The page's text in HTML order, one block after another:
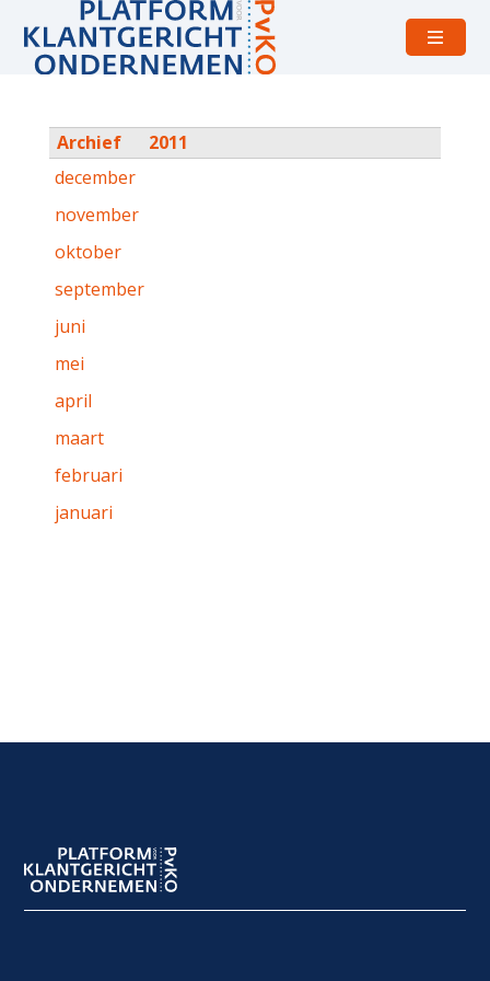
Open
Archief
2011
december
november
oktober
september
juni
mei
april
maart
februari
januari
navigation